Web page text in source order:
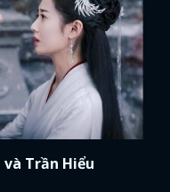
và Trần Hiểu